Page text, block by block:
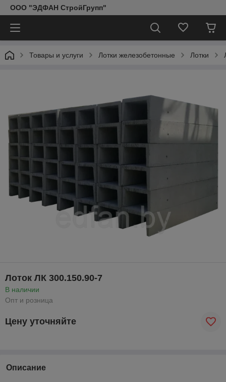
ООО "ЭДФАН СтройГрупп"
Товары и услуги Лотки железобетонные Лотки
Лоток ЛК 300.150.90-7
В наличии
Опт и розница
Цену уточняйте
Описание